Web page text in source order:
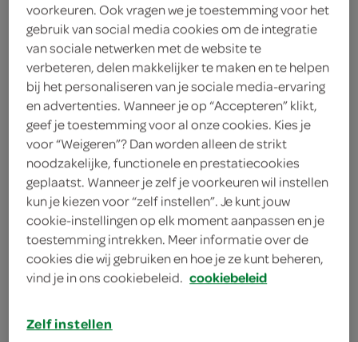
Westmalle
Westmalle
< 25 jaar? Laat je
legitimatie zien
< 18 jaar verkopen wij
geen alcohol
meer
informatie
3 Stuks
Let op: aanbiedingen zijn niet zichtbaar bij de
producten, maar worden wél automatisch
voorkeuren. Ook vragen we je toestemming voor het
gebruik van social media cookies om de integratie
van sociale netwerken met de website te
verbeteren, delen makkelijker te maken en te helpen
bij het personaliseren van je sociale media-ervaring
en advertenties. Wanneer je op “Accepteren” klikt,
geef je toestemming voor al onze cookies. Kies je
voor “Weigeren”? Dan worden alleen de strikt
noodzakelijke, functionele en prestatiecookies
geplaatst. Wanneer je zelf je voorkeuren wil instellen
kun je kiezen voor “zelf instellen”. Je kunt jouw
cookie-instellingen op elk moment aanpassen en je
toestemming intrekken. Meer informatie over de
cookies die wij gebruiken en hoe je ze kunt beheren,
vind je in ons cookiebeleid. cookiebeleid
Zelf instellen